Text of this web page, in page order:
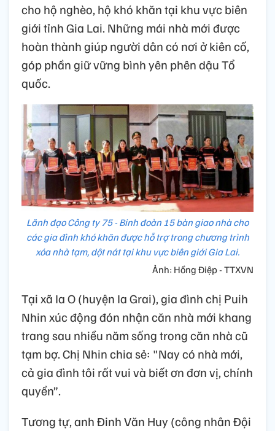
cho hộ nghèo, hộ khó khăn tại khu vực biên
giới tỉnh Gia Lai. Những mái nhà mới được
hoàn thành giúp người dân có nơi ở kiên cố,
góp phần giữ vững bình yên phên dậu Tổ
quốc.
Lãnh đạo Công ty 75 - Binh đoàn 15 bàn giao nhà cho
các gia đình khó khăn được hỗ trợ trong chương trình
xóa nhà tạm, dột nát tại khu vực biên giới Gia Lai.
Ảnh: Hồng Điệp - TTXVN
Tại xã Ia O (huyện Ia Grai), gia đình chị Puih
Nhin xúc động đón nhận căn nhà mới khang
trang sau nhiều năm sống trong căn nhà cũ
tạm bợ. Chị Nhin chia sẻ: "Nay có nhà mới,
cả gia đình tôi rất vui và biết ơn đơn vị, chính
quyền”.
Tương tự, anh Đinh Văn Huy (công nhân Đội